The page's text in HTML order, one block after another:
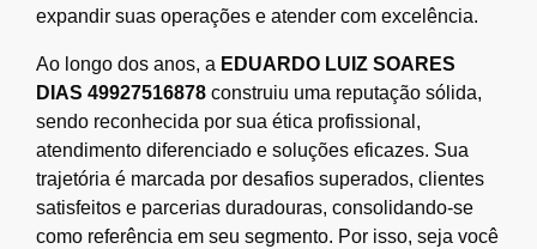
expandir suas operações e atender com excelência.
Ao longo dos anos, a EDUARDO LUIZ SOARES
DIAS 49927516878 construiu uma reputação sólida,
sendo reconhecida por sua ética profissional,
atendimento diferenciado e soluções eficazes. Sua
trajetória é marcada por desafios superados, clientes
satisfeitos e parcerias duradouras, consolidando-se
como referência em seu segmento. Por isso, seja você